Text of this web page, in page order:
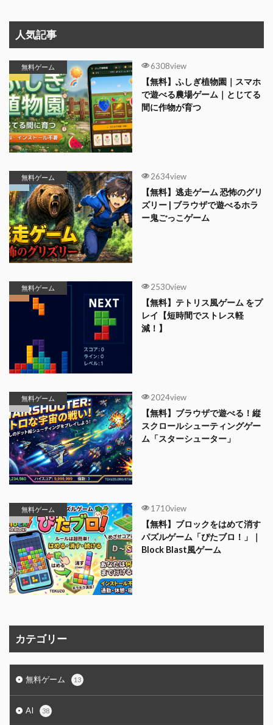
人気記事
無料ゲーム 6308view
【無料】ふしぎ植物園｜スマホ
で遊べる農場ゲーム｜とじてる
間に作物が育つ
無料ゲーム 2634view
【無料】逃走ゲーム 恐怖のグリ
ズリー | ブラウザで遊べるホラ
ー鬼ごっこゲーム
無料ゲーム 2530view
【無料】テトリス風ゲーム をプ
レイ【短時間でストレス軽
減！】
無料ゲーム 2024view
【無料】ブラウザで遊べる！縦
スクロールシューティングゲー
ム「スターシューター」
無料ゲーム 1710view
【無料】ブロックをはめて消す
パズルゲーム「ぴたブロ！」｜
Block Blast風ゲーム
カテゴリー
無料ゲーム 13
AI 38